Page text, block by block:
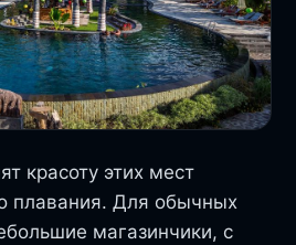
красоту этих мест
плавания. Для обычных
магазинчики, с